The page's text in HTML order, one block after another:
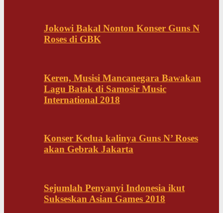
Jokowi Bakal Nonton Konser Guns N
Roses di GBK
Keren, Musisi Mancanegara Bawakan
Lagu Batak di Samosir Music
International 2018
Konser Kedua kalinya Guns N’ Roses
akan Gebrak Jakarta
Sejumlah Penyanyi Indonesia ikut
Sukseskan Asian Games 2018